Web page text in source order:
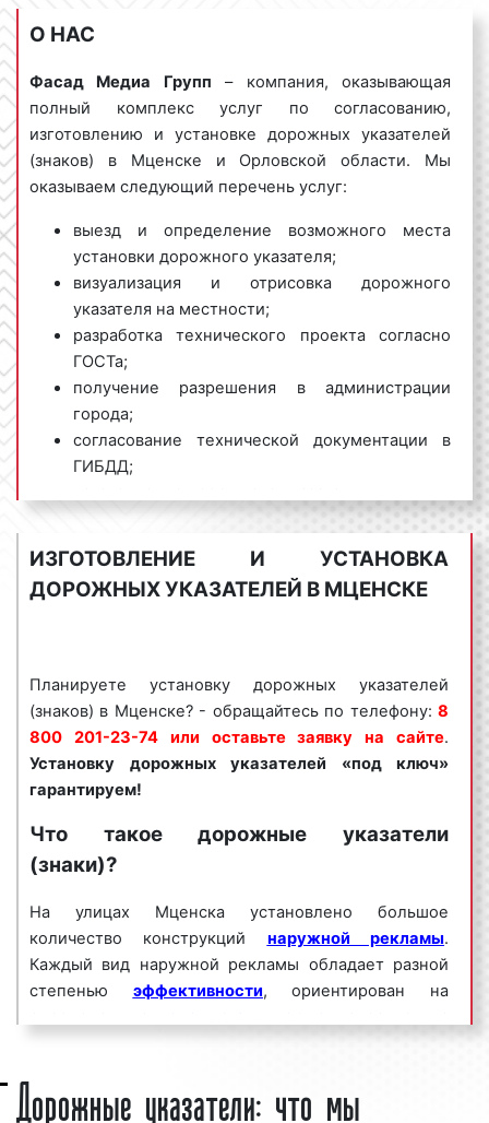
О НАС
Фасад Медиа Групп – компания, оказывающая
полный комплекс услуг по согласованию,
изготовлению и установке дорожных указателей
(знаков) в Мценске и Орловской области. Мы
оказываем следующий перечень услуг:
выезд и определение возможного места
установки дорожного указателя;
визуализация и отрисовка дорожного
указателя на местности;
разработка технического проекта согласно
ГОСТа;
получение разрешения в администрации
города;
согласование технической документации в
ГИБДД;
установка дорожного указателя;
ООО «Фасад Медиа Групп» предлагает большой
в Мценске обращайтесь по телефону:
8 800 201-
23-74 или оставьте заявку на сайте.Установку
дорожных указателей «под ключ» гарантируем!
Установка дорожных указателей (знаков)
представителей мценского бизнеса.
Востребованность данного вида конструкции
высокая частота контактов;
массовыйохват аудитории;
ориентировка транспортного потока;
(знаков) в Мценске является эффективным
ИЗГОТОВЛЕНИЕ И УСТАНОВКА
ДОРОЖНЫХ УКАЗАТЕЛЕЙ В МЦЕНСКЕ
Планируете установку дорожных указателей
(знаков) в Мценске? - обращайтесь по телефону: 8
800 201-23-74 или оставьте заявку на сайте.
Установку дорожных указателей «под ключ»
гарантируем!
Что такое дорожные указатели
(знаки)?
На улицах Мценска установлено большое
количество конструкций наружной рекламы.
Каждый вид наружной рекламы обладает разной
степенью эффективности, ориентирован на
того, чтобы ориентировать транспортный поток, а
Дорожные указатели: что мы